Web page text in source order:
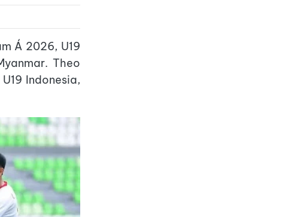
Á 2026, U19
Theo
Indonesia,